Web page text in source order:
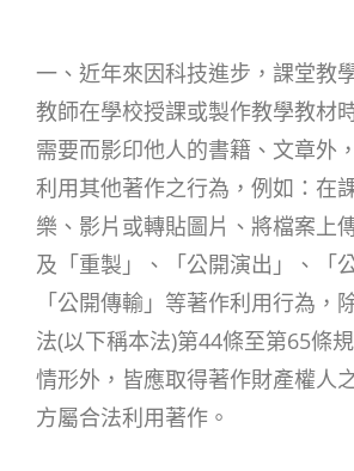
一、近年來因科技進步，課堂教
教師在學校授課或製作教學教材
需要而影印他人的書籍、文章外
利用其他著作之行為，例如：在
樂、影片或轉貼圖片、將檔案上
及「重製」、「公開演出」、「
「公開傳輸」等著作利用行為，
法(以下稱本法)第44條至第65條
情形外，皆應取得著作財產權人
方屬合法利用著作。